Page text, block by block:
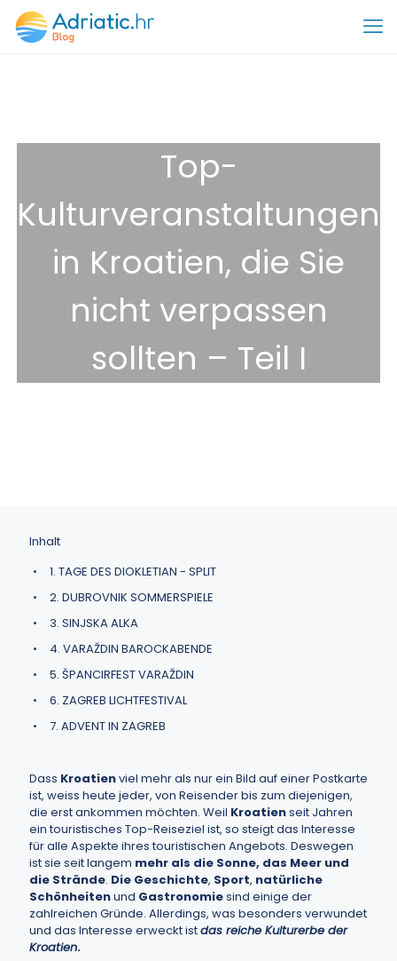
Top-
Kulturveranstaltungen
in Kroatien, die Sie
nicht verpassen
sollten – Teil I
Inhalt
1. TAGE DES DIOKLETIAN - SPLIT
2. DUBROVNIK SOMMERSPIELE
3. SINJSKA ALKA
4. VARAŽDIN BAROCKABENDE
5. ŠPANCIRFEST VARAŽDIN
6. ZAGREB LICHTFESTIVAL
7. ADVENT IN ZAGREB
Dass Kroatienviel mehr als nur ein Bild auf einer Postkarte
ist, weiss heute jeder, von Reisender bis zum diejenigen,
die erst ankommen möchten. Weil Kroatienseit Jahren
ein touristisches Top-Reiseziel ist, so steigt das Interesse
für alle Aspekte ihres touristischen Angebots. Deswegen
ist sie seit langem mehr als die Sonne, das Meer und
die Strände. Die Geschichte, Sport, natürliche
Schönheitenund Gastronomiesind einige der
zahlreichen Gründe. Allerdings, was besonders verwundet
und das Interesse erweckt istdas reiche Kulturerbe der
Kroatien.